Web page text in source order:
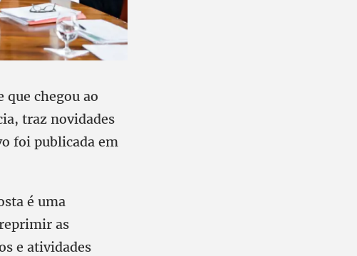
que chegou ao
traz novidades
foi publicada em
é uma
as
e atividades